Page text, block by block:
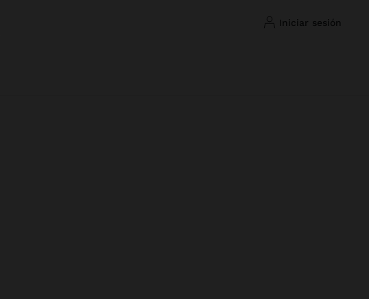
iniciar sesión